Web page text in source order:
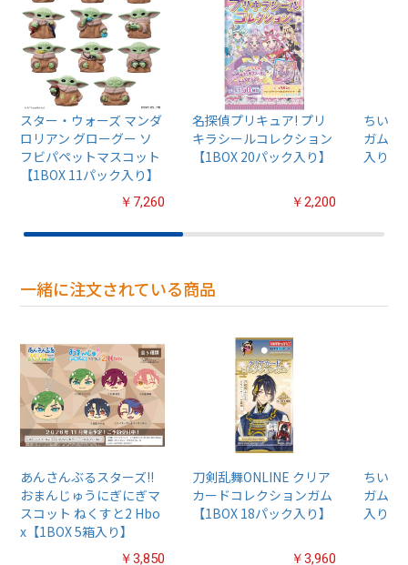
スター・ウォーズ マンダ
ロリアン グローグー ソ
フビパペットマスコット
【1BOX 11パック入り】
￥7,260
名探偵プリキュア! プリ
キラシールコレクション
【1BOX 20パック入り】
￥2,200
ちいか
ガム4
入り】
一緒に注文されている商品
あんさんぶるスターズ!!
おまんじゅうにぎにぎマ
スコット ねくすと2 Hbo
x【1BOX 5箱入り】
￥3,850
刀剣乱舞ONLINE クリア
カードコレクションガム
【1BOX 18パック入り】
￥3,960
ちいか
ガム4
入り】